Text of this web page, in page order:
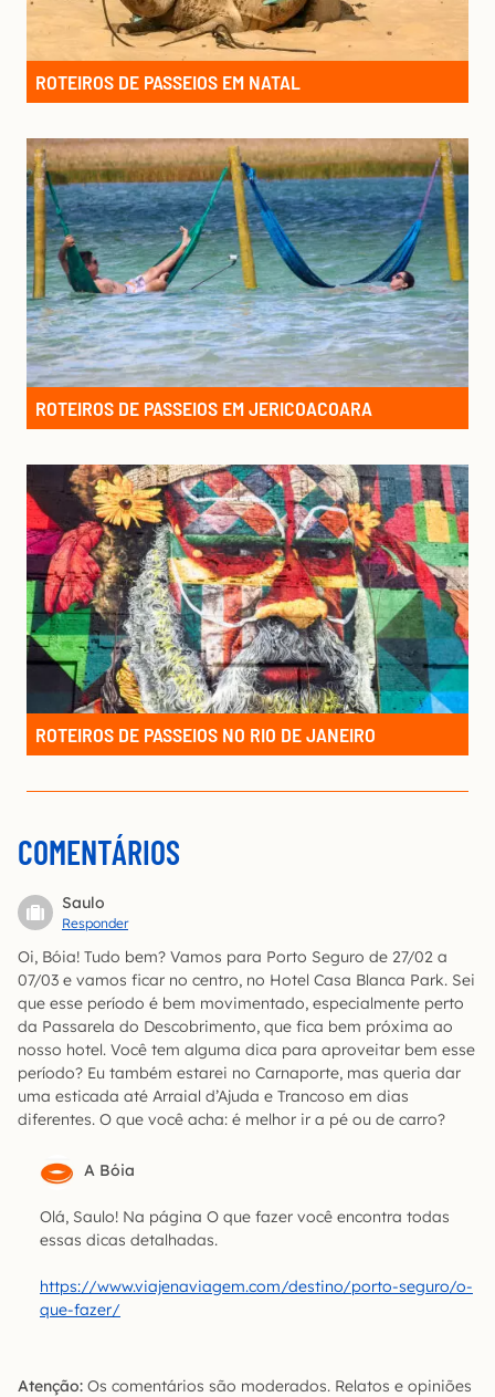
ROTEIROS DE PASSEIOS EM NATAL
ROTEIROS DE PASSEIOS EM JERICOACOARA
ROTEIROS DE PASSEIOS NO RIO DE JANEIRO
COMENTÁRIOS
Saulo
Responder
Oi, Bóia! Tudo bem? Vamos para Porto Seguro de 27/02 a
07/03 e vamos ficar no centro, no Hotel Casa Blanca Park. Sei
que esse período é bem movimentado, especialmente perto
da Passarela do Descobrimento, que fica bem próxima ao
nosso hotel. Você tem alguma dica para aproveitar bem esse
período? Eu também estarei no Carnaporte, mas queria dar
uma esticada até Arraial d’Ajuda e Trancoso em dias
diferentes. O que você acha: é melhor ir a pé ou de carro?
A Bóia
Olá, Saulo! Na página O que fazer você encontra todas
essas dicas detalhadas.
https://www.viajenaviagem.com/destino/porto-seguro/o-
que-fazer/
Atenção: Os comentários são moderados. Relatos e opiniões